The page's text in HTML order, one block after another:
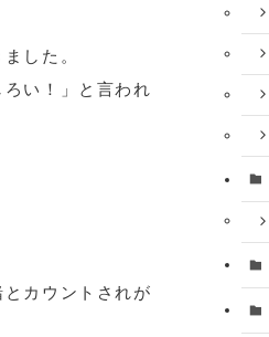
した。
い！」と言われ
カウントされが